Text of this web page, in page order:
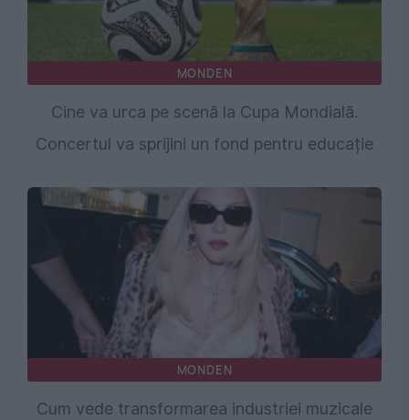
MONDEN
Cine va urca pe scenă la Cupa Mondială.
Concertul va sprijini un fond pentru educație
MONDEN
Cum vede transformarea industriei muzicale